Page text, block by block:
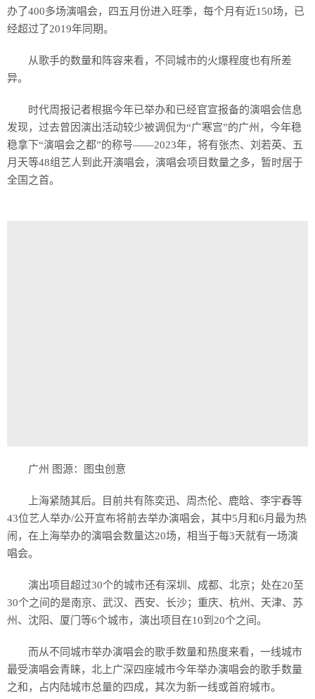
办了400多场演唱会，四五月份进入旺季，每个月有近150场，已
经超过了2019年同期。
从歌手的数量和阵容来看，不同城市的火爆程度也有所差
异。
时代周报记者根据今年已举办和已经官宣报备的演唱会信息
发现，过去曾因演出活动较少被调侃为“广寒宫”的广州，今年稳
稳拿下“演唱会之都”的称号——2023年，将有张杰、刘若英、五
月天等48组艺人到此开演唱会，演唱会项目数量之多，暂时居于
全国之首。
广州 图源：图虫创意
上海紧随其后。目前共有陈奕迅、周杰伦、鹿晗、李宇春等
43位艺人举办/公开宣布将前去举办演唱会，其中5月和6月最为热
闹，在上海举办的演唱会数量达20场，相当于每3天就有一场演
唱会。
演出项目超过30个的城市还有深圳、成都、北京；处在20至
30个之间的是南京、武汉、西安、长沙；重庆、杭州、天津、苏
州、沈阳、厦门等6个城市，演出项目在10到20个之间。
而从不同城市举办演唱会的歌手数量和热度来看，一线城市
最受演唱会青睐，北上广深四座城市今年举办演唱会的歌手数量
之和，占内陆城市总量的四成，其次为新一线或首府城市。